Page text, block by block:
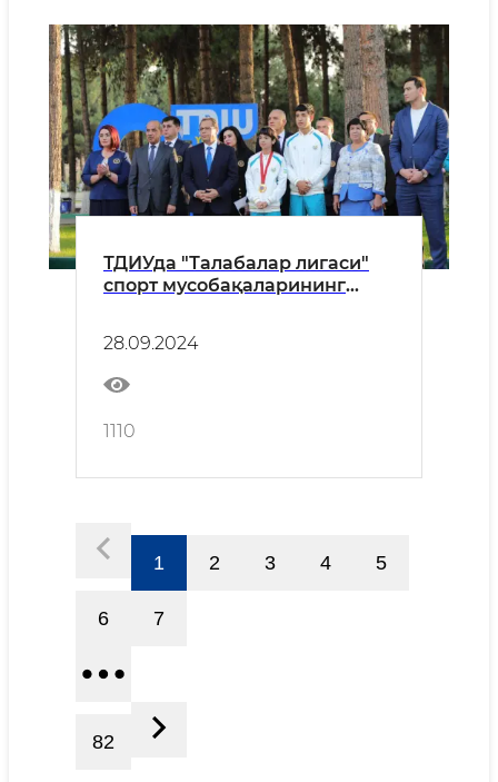
ТДИУда "Талабалар лигаси"
спорт мусобақаларининг
28.09.2024
1110
1 2 3 4 5
6 7
82